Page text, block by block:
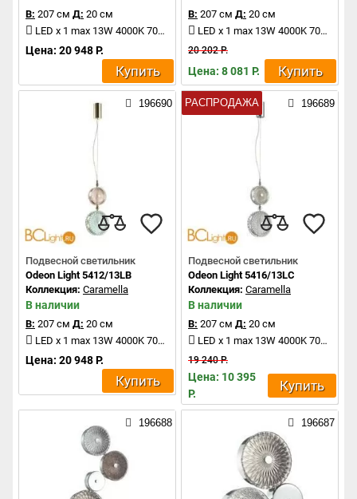
В: 207 см Д: 20 см
LED x 1 max 13W 4000K 700Lm
Цена: 20 948 Р.
Купить
В: 207 см Д: 20 см
LED x 1 max 13W 4000K 700Lm
20 202 Р.
Цена: 8 081 Р. Купить
196690
Подвесной светильник
Odeon Light 5412/13LB
Коллекция: Caramella
В наличии
В: 207 см Д: 20 см
LED x 1 max 13W 4000K 700Lm
Цена: 20 948 Р.
Купить
РАСПРОДАЖА 196689
Подвесной светильник
Odeon Light 5416/13LC
Коллекция: Caramella
В наличии
В: 207 см Д: 20 см
LED x 1 max 13W 4000K 700Lm
19 240 Р.
Цена: 10 395
Р.
Купить
196688 196687